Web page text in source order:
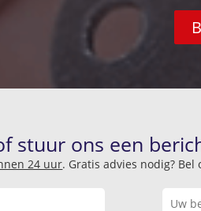
stuur ons een
24 uur. Gratis advies nodig? Bel